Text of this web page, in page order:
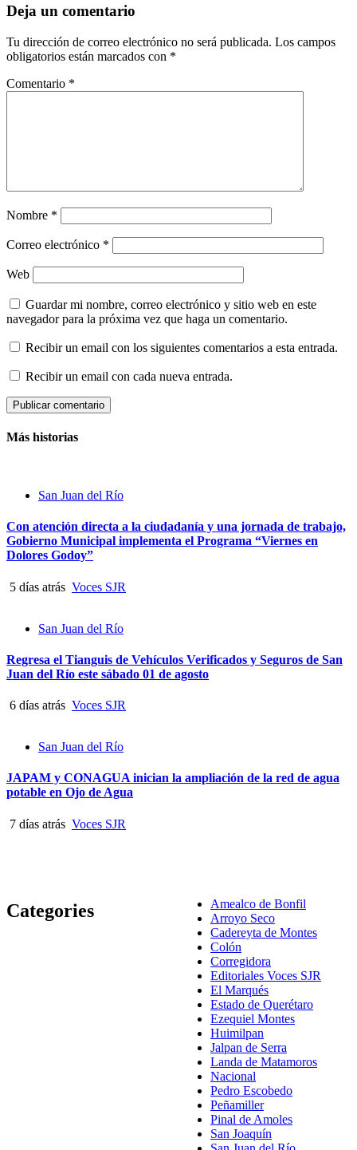
Deja un comentario
Tu dirección de correo electrónico no será publicada. Los campos
obligatorios están marcados con *
Comentario *
Nombre *
Correo electrónico *
Web
Guardar mi nombre, correo electrónico y sitio web en este
navegador para la próxima vez que haga un comentario.
Recibir un email con los siguientes comentarios a esta entrada.
Recibir un email con cada nueva entrada.
Más historias
San Juan del Río
Con atención directa a la ciudadanía y una jornada de trabajo,
Gobierno Municipal implementa el Programa “Viernes en
Dolores Godoy”
5 días atrás Voces SJR
San Juan del Río
Regresa el Tianguis de Vehículos Verificados y Seguros de San
Juan del Río este sábado 01 de agosto
6 días atrás Voces SJR
San Juan del Río
JAPAM y CONAGUA inician la ampliación de la red de agua
potable en Ojo de Agua
7 días atrás Voces SJR
Categories
Amealco de Bonfil
Arroyo Seco
Cadereyta de Montes
Colón
Corregidora
Editoriales Voces SJR
El Marqués
Estado de Querétaro
Ezequiel Montes
Huimilpan
Jalpan de Serra
Landa de Matamoros
Nacional
Pedro Escobedo
Peñamiller
Pinal de Amoles
San Joaquín